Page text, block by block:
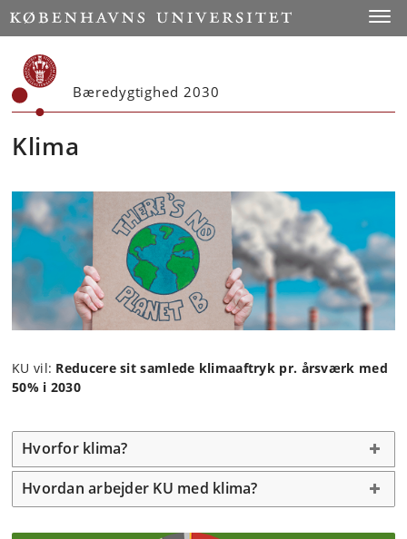
Start
Bæredygtighed 2030
Klima
KU vil: Reducere sit samlede klimaaftryk pr. årsværk med
50% i 2030
Hvorfor klima?
Hvordan arbejder KU med klima?